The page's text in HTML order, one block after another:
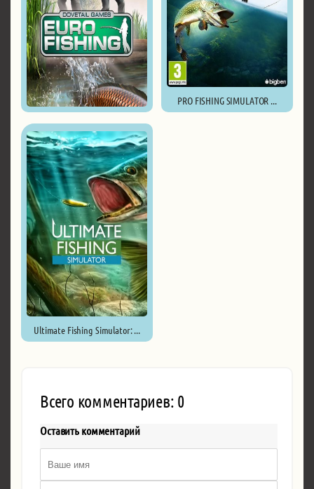
PRO FISHING SIMULATOR ...
Ultimate Fishing Simulator: ...
Всего комментариев: 0
Оставить комментарий